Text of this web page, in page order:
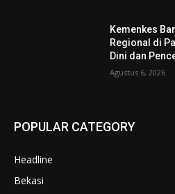
Kemenkes
Regional di
Dini dan
Agustus 6, 2026
POPULAR CATEGORY
Headline
Bekasi